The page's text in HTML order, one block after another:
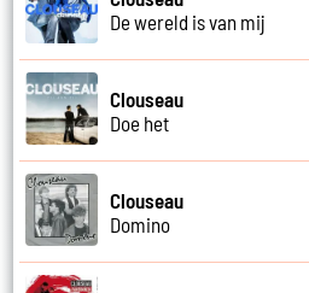
De wereld is van mij
Clouseau
Doe het
Clouseau
Domino